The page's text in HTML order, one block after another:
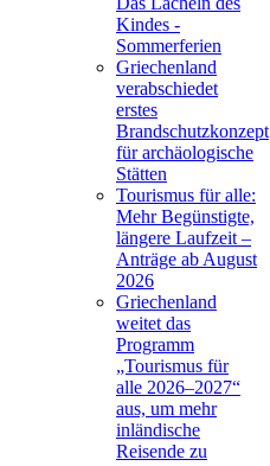
Kindes -
Sommerferien
Griechenland
verabschiedet
erstes
Brandschutzkonzept
für archäologische
Stätten
Tourismus für alle:
Mehr Begünstigte,
längere Laufzeit –
Anträge ab August
2026
Griechenland
weitet das
Programm
„Tourismus für
alle 2026–2027“
aus, um mehr
inländische
Reisende zu